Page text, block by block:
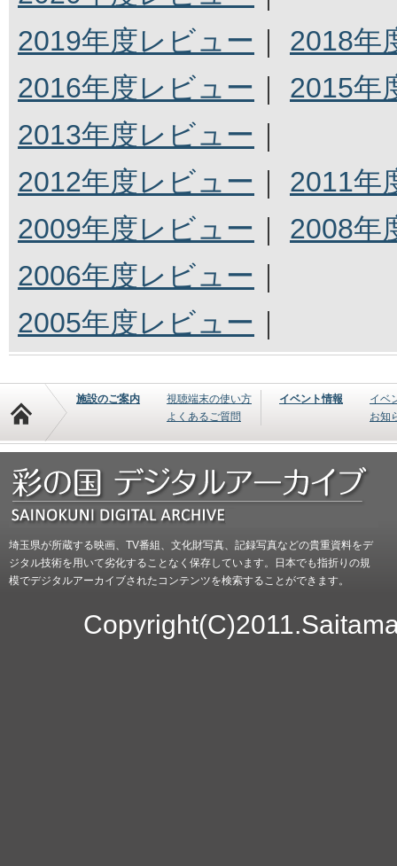
2019年度レビュー
2018年
2016年度レビュー
2015年
2013年度レビュー
2012年度レビュー
2011年
2009年度レビュー
2008年
2006年度レビュー
2005年度レビュー
施設のご案内
視聴端末の使い方
よくあるご質問
イベント情報
イベ
お知
埼玉県が所蔵する映画、TV番組、文化財写真、記録写真などの貴重資料をデ
ジタル技術を用いて劣化することなく保存しています。日本でも指折りの規
模でデジタルアーカイブされたコンテンツを検索することができます。